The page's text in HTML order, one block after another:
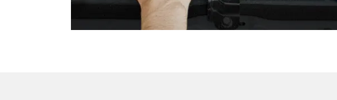
Kombiinstrument
Kraftstoffpumpe